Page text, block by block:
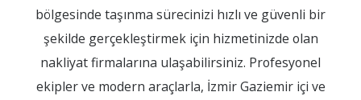
bölgesinde taşınma sürecinizi hızlı ve güvenli bir
şekilde gerçekleştirmek için hizmetinizde olan
nakliyat firmalarına ulaşabilirsiniz. Profesyonel
ekipler ve modern araçlarla, İzmir Gaziemir içi ve